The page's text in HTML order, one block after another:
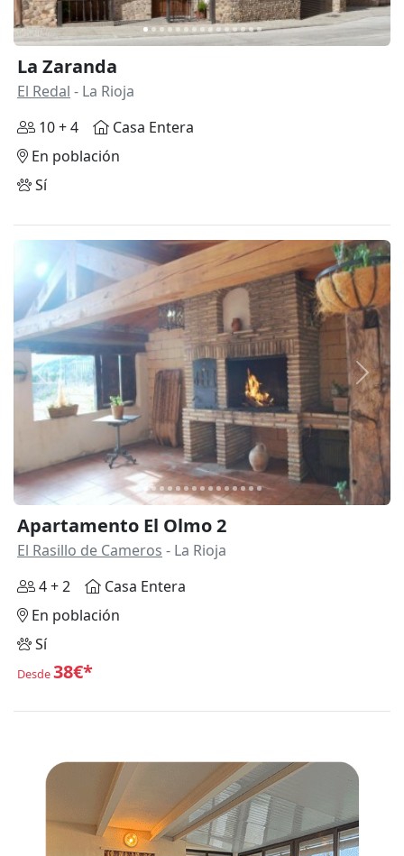
La Zaranda
El Redal - La Rioja
10 + 4
Casa Entera
En población
Sí
Anterior
Apartamento El Olmo 2
El Rasillo de Cameros - La Rioja
4 + 2
Casa Entera
En población
Sí
Desde38€*